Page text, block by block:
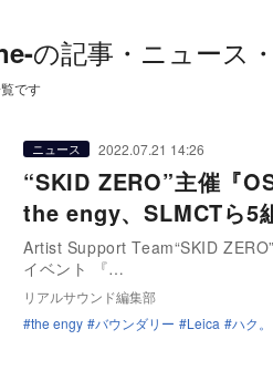
の記事・ニュース
です
ニュース 2022.07.21 14:26
“SKID ZERO”主催『
the engy、SLMCTら5
Artist Support Team“SKID
イベント 『…
リアルサウンド編集部
the engy
バウンダリー Leica ハク。